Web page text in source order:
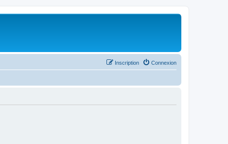
Connexion
Inscription